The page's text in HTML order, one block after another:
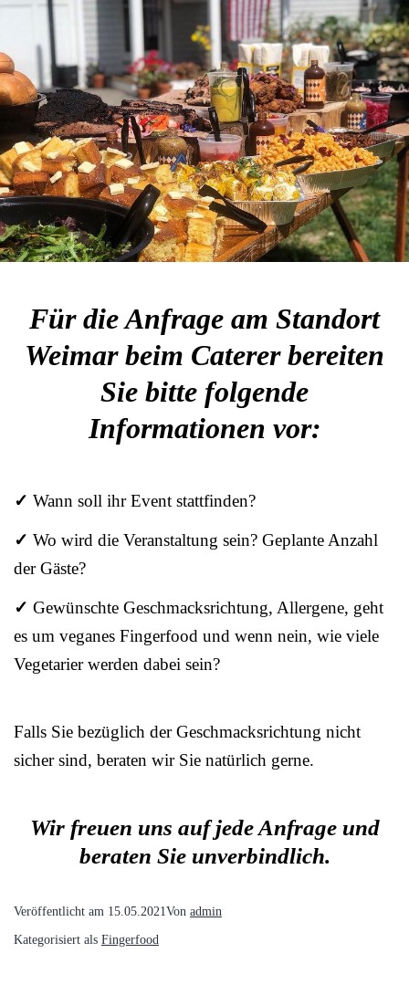
Für die Anfrage am Standort
Weimar beim Caterer bereiten
Sie bitte folgende
Informationen vor:
✓ Wann soll ihr Event stattfinden?
✓ Wo wird die Veranstaltung sein? Geplante Anzahl
der Gäste?
✓ Gewünschte Geschmacksrichtung, Allergene, geht
es um veganes Fingerfood und wenn nein, wie viele
Vegetarier werden dabei sein?
Falls Sie bezüglich der Geschmacksrichtung nicht
sicher sind, beraten wir Sie natürlich gerne.
Wir freuen uns auf jede Anfrage und
beraten Sie unverbindlich.
Veröffentlicht am 15.05.2021Von admin
Kategorisiert als Fingerfood